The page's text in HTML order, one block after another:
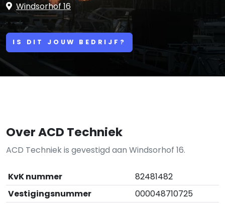
Windsorhof 16
IS DIT JOUW BEDRIJF?
Over ACD Techniek
ACD Techniek is gevestigd aan Windsorhof 16.
KvK nummer
82481482
Vestigingsnummer
000048710725